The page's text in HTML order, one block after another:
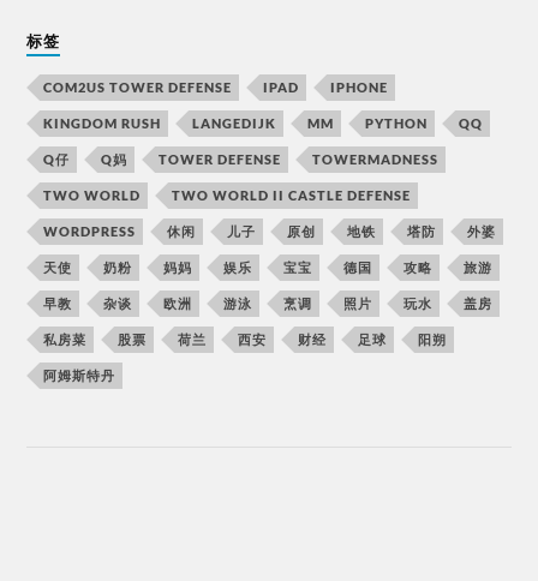
标签
COM2US TOWER DEFENSE IPAD IPHONE
KINGDOM RUSH LANGEDIJK MM PYTHON QQ
Q仔 Q妈 TOWER DEFENSE TOWERMADNESS
TWO WORLD TWO WORLD II CASTLE DEFENSE
WORDPRESS 休闲 儿子 原创 地铁 塔防 外婆
天使 奶粉 妈妈 娱乐 宝宝 德国 攻略 旅游
早教 杂谈 欧洲 游泳 烹调 照片 玩水 盖房
私房菜 股票 荷兰 西安 财经 足球 阳朔
阿姆斯特丹